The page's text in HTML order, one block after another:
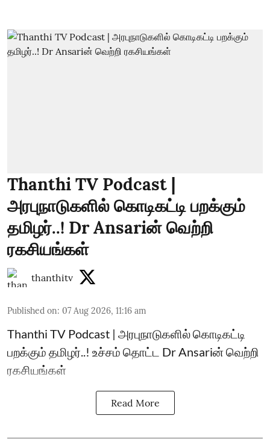
Thanthi TV Podcast |
அரபுநாடுகளில் கொடிகட்டி பறக்கும்
தமிழர்..! Dr Ansariன் வெற்றி
ரகசியங்கள்
thanthitv
Published on: 07 Aug 2026, 11:16 am
Thanthi TV Podcast | அரபுநாடுகளில் கொடிகட்டி
பறக்கும் தமிழர்..! உச்சம் தொட்ட Dr Ansariன் வெற்றி
ரகசியங்கள்
Read More